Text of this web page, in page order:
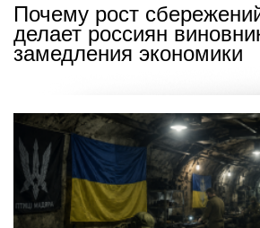
Почему рост
делает россиян
замедления экономики